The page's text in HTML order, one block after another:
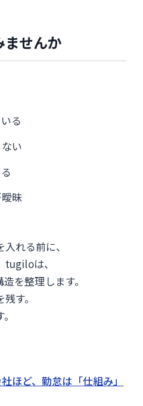
ませんか
る
い
昧
れる前に、
tugiloは、
を整理します。
す。
ほど、勤怠は「仕組み」